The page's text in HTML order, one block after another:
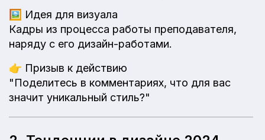
🖼️ Идея для визуала
Кадры из процесса работы преподавателя,
наряду с его дизайн-работами.
👉 Призыв к действию
"Поделитесь в комментариях, что для вас
значит уникальный стиль?"